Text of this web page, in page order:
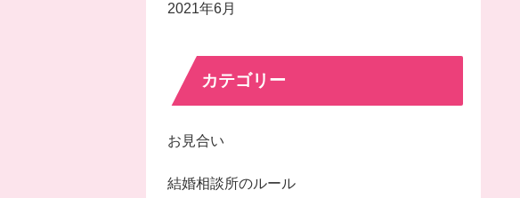
2021年6月
カテゴリー
お見合い
結婚相談所のルール